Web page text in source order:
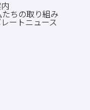
たちの取り組み
ートニュース